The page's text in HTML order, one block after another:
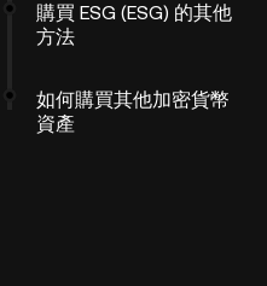
購買 ESG (ESG) 的其他
方法
如何購買其他加密貨幣
資產